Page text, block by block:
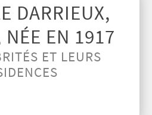
DARRIEUX,
NÉE EN 1917
ET LEURS